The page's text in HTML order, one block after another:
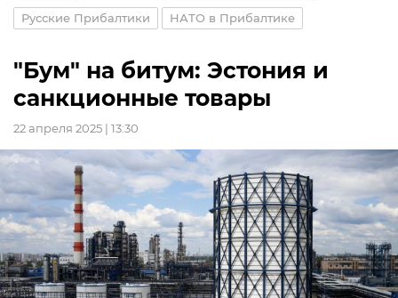
Русские Прибалтики НАТО в Прибалтике
"Бум" на битум: Эстония и
санкционные товары
22 апреля 2025 | 13:30